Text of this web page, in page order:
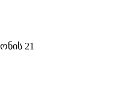
21